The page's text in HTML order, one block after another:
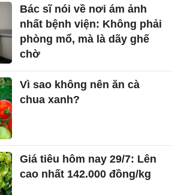
Bác sĩ nói về nơi ám ảnh
nhất bệnh viện: Không phải
phòng mổ, mà là dãy ghế
chờ
Vì sao không nên ăn cà
chua xanh?
Giá tiêu hôm nay 29/7: Lên
cao nhất 142.000 đồng/kg